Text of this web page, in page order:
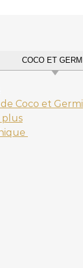
COCO ET GERMI
de Coco et Germi
plus